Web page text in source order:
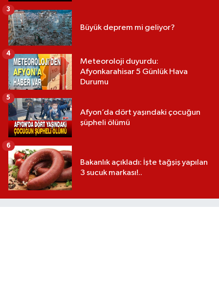
Büyük deprem mi geliyor?
3
Meteoroloji duyurdu:
Afyonkarahisar 5 Günlük Hava
Durumu
4
Afyon’da dört yaşındaki çocuğun
şüpheli ölümü
5
Bakanlık açıkladı: İşte tağşiş yapılan
3 sucuk markası!..
6